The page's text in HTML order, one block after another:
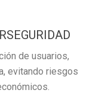
de usuarios,
evitando riesgos